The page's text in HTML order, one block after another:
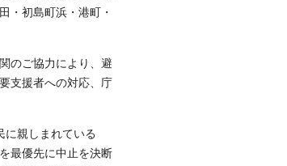
・初島町浜・港町・
のご協力により、避
支援者への対応、庁
親しまれている
最優先に中止を決断